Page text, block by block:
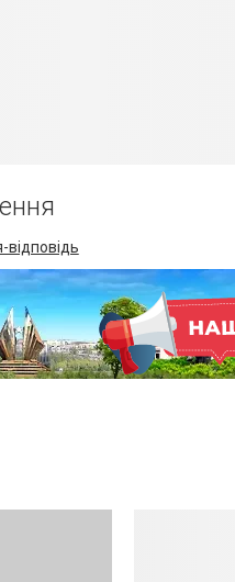
відповідь